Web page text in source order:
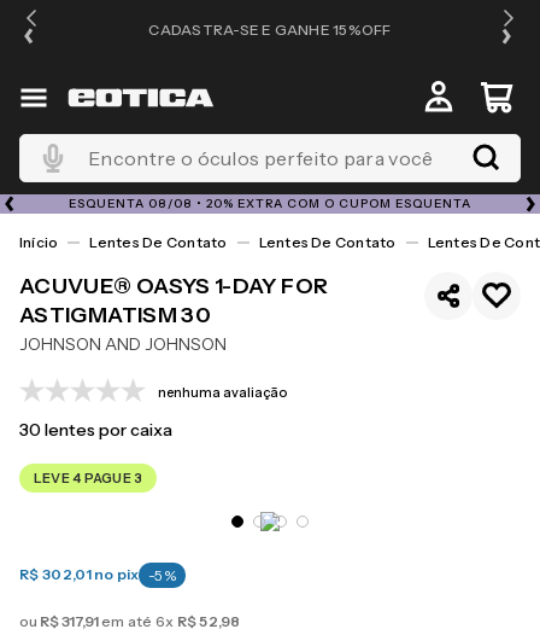
CADASTRA-SE E GANHE 15%OFF
Encontre o óculos perfeito para você
ESQUENTA 08/08 • 20% EXTRA COM O CUPOM ESQUENTA
Lentes De Contato Lentes De Contato Lentes De
ACUVUE® OASYS 1-DAY FOR
ASTIGMATISM 30
JOHNSON AND JOHNSON
nenhuma avaliação
30lentes por caixa
LEVE 4 PAGUE 3
R$ 302,01 no pix -5 %
ou R$317,91 em até 6x R$52,98